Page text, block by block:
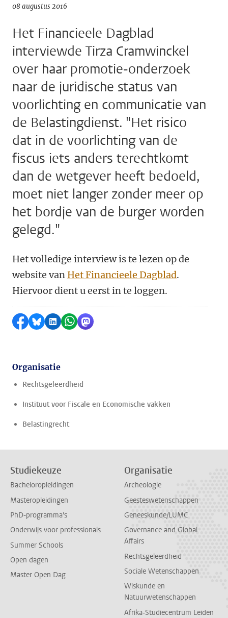
08 augustus 2016
Het Financieele Dagblad
interviewde Tirza Cramwinckel
over haar promotie-onderzoek
naar de juridische status van
voorlichting en communicatie van
de Belastingdienst. "Het risico
dat in de voorlichting van de
fiscus iets anders terechtkomt
dan de wetgever heeft bedoeld,
moet niet langer zonder meer op
het bordje van de burger worden
gelegd."
Het volledige interview is te lezen op de
website van Het Financieele Dagblad.
Hiervoor dient u eerst in te loggen.
Delen op Facebook
Delen via Bluesky
Delen op LinkedIn
Delen via WhatsApp
Delen via Mastodon
Organisatie
Rechtsgeleerdheid
Instituut voor Fiscale en Economische vakken
Belastingrecht
Studiekeuze
Bacheloropleidingen
Masteropleidingen
PhD-programma's
Onderwijs voor professionals
Summer Schools
Open dagen
Master Open Dag
Organisatie
Archeologie
Geesteswetenschappen
Geneeskunde/LUMC
Governance and Global
Affairs
Rechtsgeleerdheid
Sociale Wetenschappen
Wiskunde en
Natuurwetenschappen
Afrika-Studiecentrum Leiden